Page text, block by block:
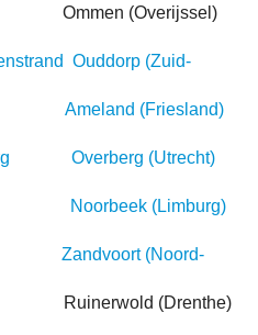
(Overijssel)
Ouddorp (Zuid-
Ameland (Friesland)
Berg Overberg (Utrecht)
Noorbeek (Limburg)
Zandvoort (Noord-
(Drenthe)